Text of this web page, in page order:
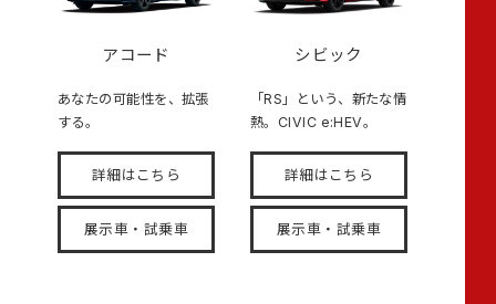
アコード
あなたの可能性を、拡張
する。
詳細はこちら
展示車・試乗車
シビック
「RS」という、新たな情
熱。CIVIC e:HEV。
詳細はこちら
展示車・試乗車